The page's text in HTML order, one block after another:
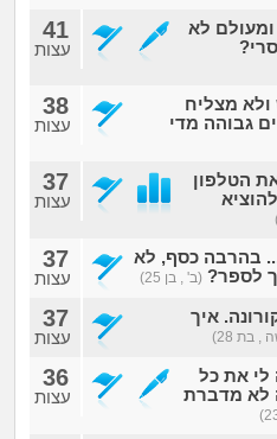
לא
41
עצות
ולא מצליח
גבוהה מדי
38
עצות
הטלפון
37
עצות
בהרבה כסף, לא
לספר? (ב' , בן 25)
37
עצות
הקורונה. איך
בת 28)
37
עצות
לי את כל
לא מדברת
36
עצות